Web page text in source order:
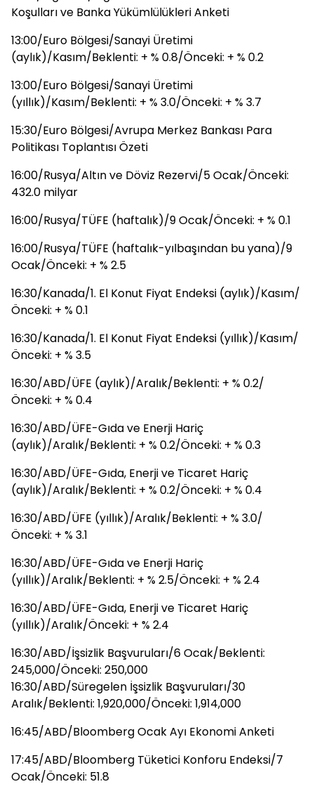
Koşulları ve Banka Yükümlülükleri Anketi
13:00/Euro Bölgesi/Sanayi Üretimi
(aylık)/Kasım/Beklenti: + % 0.8/Önceki: + % 0.2
13:00/Euro Bölgesi/Sanayi Üretimi
(yıllık)/Kasım/Beklenti: + % 3.0/Önceki: + % 3.7
15:30/Euro Bölgesi/Avrupa Merkez Bankası Para
Politikası Toplantısı Özeti
16:00/Rusya/Altın ve Döviz Rezervi/5 Ocak/Önceki:
432.0 milyar
16:00/Rusya/TÜFE (haftalık)/9 Ocak/Önceki: + % 0.1
16:00/Rusya/TÜFE (haftalık-yılbaşından bu yana)/9
Ocak/Önceki: + % 2.5
16:30/Kanada/1. El Konut Fiyat Endeksi (aylık)/Kasım/
Önceki: + % 0.1
16:30/Kanada/1. El Konut Fiyat Endeksi (yıllık)/Kasım/
Önceki: + % 3.5
16:30/ABD/ÜFE (aylık)/Aralık/Beklenti: + % 0.2/
Önceki: + % 0.4
16:30/ABD/ÜFE-Gıda ve Enerji Hariç
(aylık)/Aralık/Beklenti: + % 0.2/Önceki: + % 0.3
16:30/ABD/ÜFE-Gıda, Enerji ve Ticaret Hariç
(aylık)/Aralık/Beklenti: + % 0.2/Önceki: + % 0.4
16:30/ABD/ÜFE (yıllık)/Aralık/Beklenti: + % 3.0/
Önceki: + % 3.1
16:30/ABD/ÜFE-Gıda ve Enerji Hariç
(yıllık)/Aralık/Beklenti: + % 2.5/Önceki: + % 2.4
16:30/ABD/ÜFE-Gıda, Enerji ve Ticaret Hariç
(yıllık)/Aralık/Önceki: + % 2.4
16:30/ABD/İşsizlik Başvuruları/6 Ocak/Beklenti:
245,000/Önceki: 250,000
16:30/ABD/Süregelen İşsizlik Başvuruları/30
Aralık/Beklenti: 1,920,000/Önceki: 1,914,000
16:45/ABD/Bloomberg Ocak Ayı Ekonomi Anketi
17:45/ABD/Bloomberg Tüketici Konforu Endeksi/7
Ocak/Önceki: 51.8